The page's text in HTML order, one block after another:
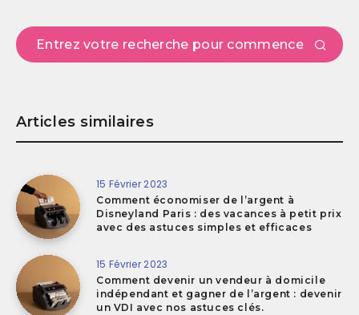
Articles similaires
15 Février 2023
Comment économiser de l’argent à
Disneyland Paris : des vacances à petit prix
avec des astuces simples et efficaces
15 Février 2023
Comment devenir un vendeur à domicile
indépendant et gagner de l’argent : devenir
un VDI avec nos astuces clés.